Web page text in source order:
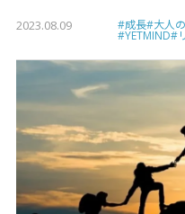
2023.08.09 #成長#大人
#YETMIND#